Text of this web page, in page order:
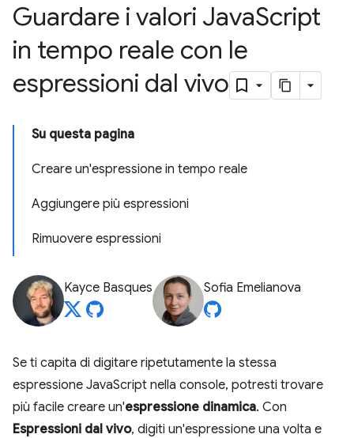
Guardare i valori JavaScript
in tempo reale con le
espressioni dal vivo
Su questa pagina
Creare un'espressione in tempo reale
Aggiungere più espressioni
Rimuovere espressioni
Kayce Basques Sofia Emelianova
Se ti capita di digitare ripetutamente la stessa
espressione JavaScript nella console, potresti trovare
più facile creare un'espressione dinamica. Con
Espressioni dal vivo, digiti un'espressione una volta e